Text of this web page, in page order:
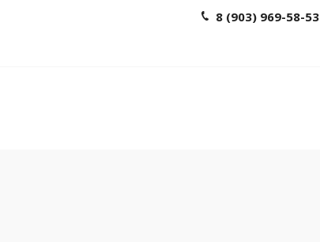
8 (903) 969-58-53